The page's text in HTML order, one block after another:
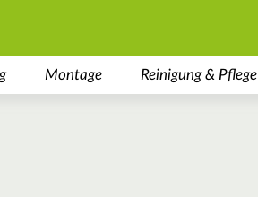
Montage Reinigung & Pflege